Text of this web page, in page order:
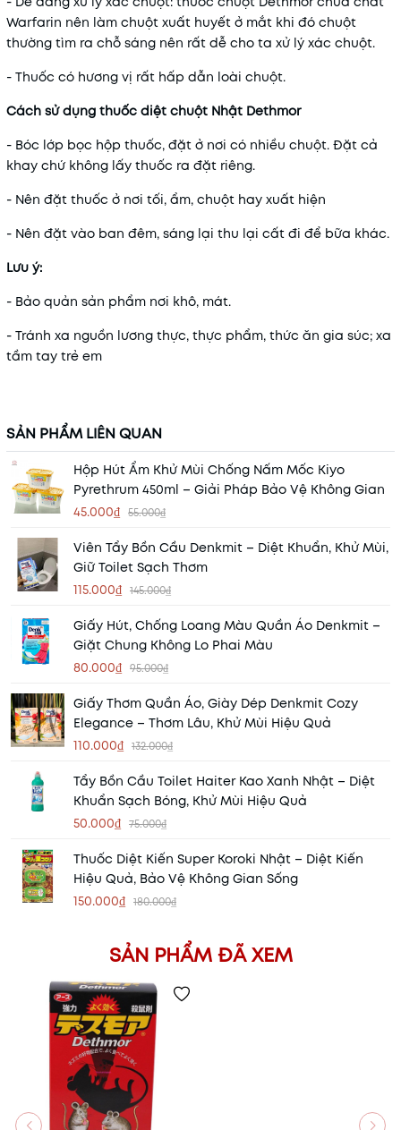
Warfarin nên làm chuột xuất huyết ở mắt khi đó chuột
thường tìm ra chỗ sáng nên rất dễ cho ta xử lý xác chuột.
- Thuốc có hương vị rất hấp dẫn loài chuột.
Cách sử dụng thuốc diệt chuột Nhật Dethmor
- Bóc lớp bọc hộp thuốc, đặt ở nơi có nhiều chuột. Đặt cả
khay chứ không lấy thuốc ra đặt riêng.
- Nên đặt thuốc ở nơi tối, ẩm, chuột hay xuất hiện
- Nên đặt vào ban đêm, sáng lại thu lại cất đi để bữa khác.
Lưu ý:
- Bảo quản sản phẩm nơi khô, mát.
- Tránh xa nguồn lương thực, thực phẩm, thức ăn gia súc; xa
tầm tay trẻ em
SẢN PHẨM LIÊN QUAN
Hộp Hút Ẩm Khử Mùi Chống Nấm Mốc Kiyo
Pyrethrum 450ml – Giải Pháp Bảo Vệ Không Gian
45.000₫ 55.000₫
Viên Tẩy Bồn Cầu Denkmit – Diệt Khuẩn, Khử Mùi,
Giữ Toilet Sạch Thơm
115.000₫ 145.000₫
Giấy Hút, Chống Loang Màu Quần Áo Denkmit –
Giặt Chung Không Lo Phai Màu
80.000₫ 95.000₫
Giấy Thơm Quần Áo, Giày Dép Denkmit Cozy
Elegance – Thơm Lâu, Khử Mùi Hiệu Quả
110.000₫ 132.000₫
Tẩy Bồn Cầu Toilet Haiter Kao Xanh Nhật – Diệt
Khuẩn Sạch Bóng, Khử Mùi Hiệu Quả
50.000₫ 75.000₫
Thuốc Diệt Kiến Super Koroki Nhật – Diệt Kiến
Hiệu Quả, Bảo Vệ Không Gian Sống
150.000₫ 180.000₫
SẢN PHẨM ĐÃ XEM